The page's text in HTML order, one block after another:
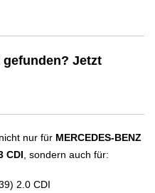
Jetzt
nur für MERCEDES-BENZ
CDI, sondern auch für:
2.0 CDI